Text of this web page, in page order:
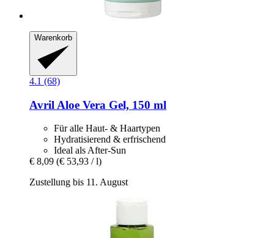
Warenkorb
4.1 (68)
Avril Aloe Vera Gel, 150 ml
Für alle Haut- & Haartypen
Hydratisierend & erfrischend
Ideal als After-Sun
€ 8,09 (€ 53,93 / l)
Zustellung bis 11. August